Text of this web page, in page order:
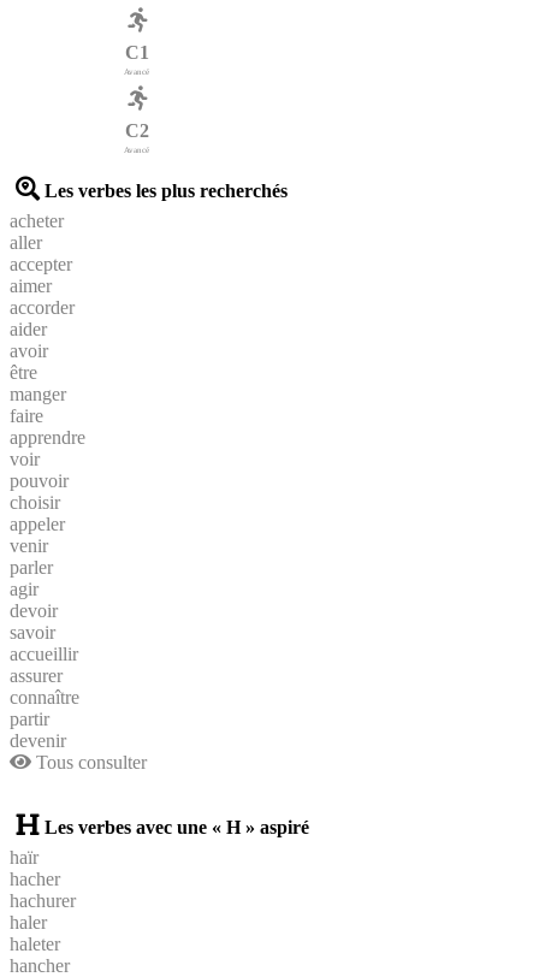
C1
Avancé
C2
Avancé
Les verbes les plus recherchés
acheter
aller
accepter
aimer
accorder
aider
avoir
être
manger
faire
apprendre
voir
pouvoir
choisir
appeler
venir
parler
agir
devoir
savoir
accueillir
assurer
connaître
partir
devenir
Tous consulter
Les verbes avec une « H » aspiré
haïr
hacher
hachurer
haler
haleter
hancher